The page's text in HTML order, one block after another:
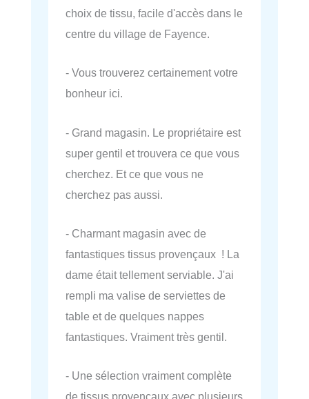
choix de tissu, facile d'accès dans le
centre du village de Fayence.
- Vous trouverez certainement votre
bonheur ici.
- Grand magasin. Le propriétaire est
super gentil et trouvera ce que vous
cherchez. Et ce que vous ne
cherchez pas aussi.
- Charmant magasin avec de
fantastiques tissus provençaux ! La
dame était tellement serviable. J'ai
rempli ma valise de serviettes de
table et de quelques nappes
fantastiques. Vraiment très gentil.
- Une sélection vraiment complète
de tissus provençaux avec plusieurs